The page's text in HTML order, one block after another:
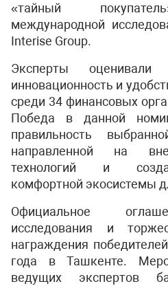
«тайный
международной
Interise Group.
Эксперты оценивали
инновационность и
среди 34 финансовых
Победа в данной
правильность
направленной на
технологий и
комфортной экосистемы
Официальное
исследования и
награждения
года в Ташкенте.
ведущих экспертов